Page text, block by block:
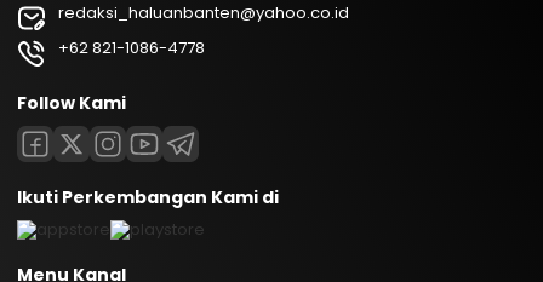
redaksi_haluanbanten@yahoo.co.id
+62 821-1086-4778
Follow Kami
Ikuti Perkembangan Kami di
Menu Kanal